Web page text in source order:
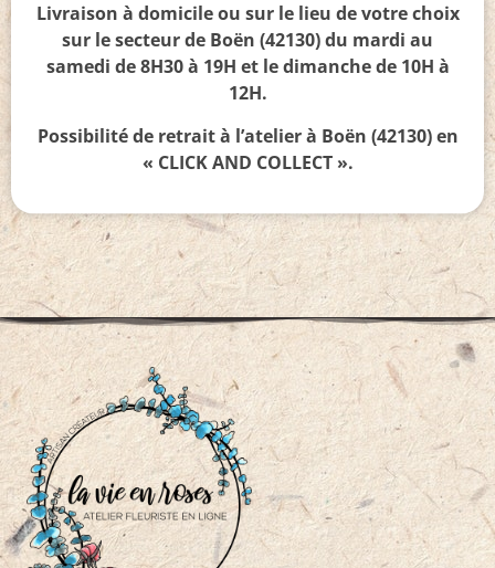
Livraison à domicile ou sur le lieu de votre choix
sur le secteur de Boën (42130) du mardi au
samedi de 8H30 à 19H et le dimanche de 10H à
12H.
Possibilité de retrait à l’atelier à Boën (42130) en
« CLICK AND COLLECT ».